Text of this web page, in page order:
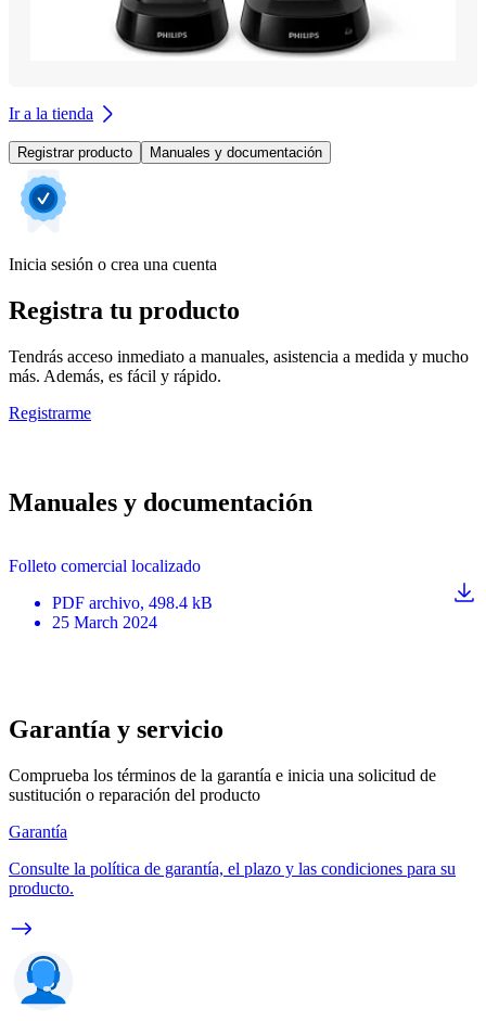
Ir a la tienda
Registrar producto Manuales y documentación
Inicia sesión o crea una cuenta
Registra tu producto
Tendrás acceso inmediato a manuales, asistencia a medida y mucho
más. Además, es fácil y rápido.
Registrarme
Manuales y documentación
Folleto comercial localizado
PDF archivo, 498.4 kB
25 March 2024
Garantía y servicio
Comprueba los términos de la garantía e inicia una solicitud de
sustitución o reparación del producto
Garantía
Consulte la política de garantía, el plazo y las condiciones para su
producto.